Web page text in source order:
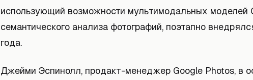
использующий возможности мультимодальных моделей
семантического анализа фотографий, поэтапно
года.
Джейми Эспинолл, продакт-менеджер Google Photos, в